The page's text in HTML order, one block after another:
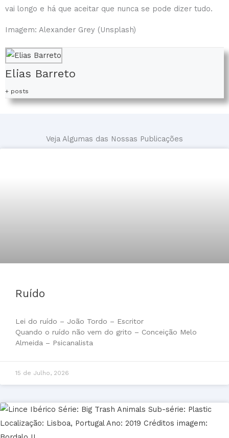
vai longo e há que aceitar que nunca se pode dizer tudo.
Imagem: Alexander Grey (Unsplash)
Elias Barreto
+ posts
Veja Algumas das Nossas Publicações
Ruído
Lei do ruído – João Tordo – Escritor
Quando o ruído não vem do grito – Conceição Melo
Almeida – Psicanalista
15 de Julho, 2026